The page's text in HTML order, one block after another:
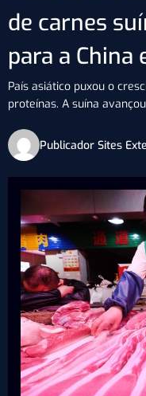
de carnes
para a China
País asiático puxou o
proteínas. A suína
Publicador Sites